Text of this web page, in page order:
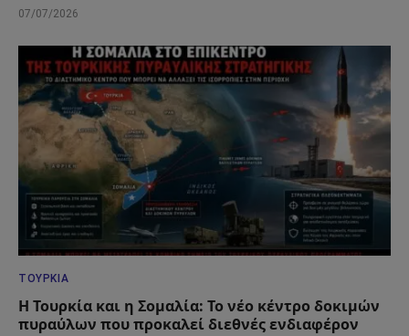
07/07/2026
ΤΟΥΡΚΊΑ
Η Τουρκία και η Σομαλία: Το νέο κέντρο δοκιμών
πυραύλων που προκαλεί διεθνές ενδιαφέρον